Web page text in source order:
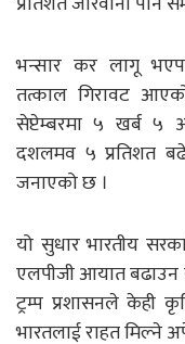
भन्सार कर लागू
तत्काल गिरावट
सेप्टेम्बरमा ५ खर्ब ५
दशलमव ५ प्रतिशत
जनाएको छ ।
यो सुधार भारतीय
एलपीजी आयात बढाउन
ट्रम्प प्रशासनले केही
भारतलाई राहत मिल्ने